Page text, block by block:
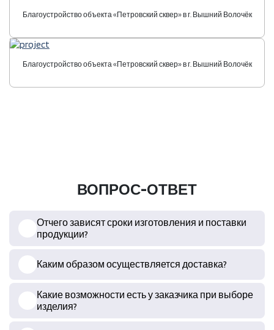
Благоустройство объекта «Петровский сквер» в г. Вышний Волочёк
Благоустройство объекта «Петровский сквер» в г. Вышний Волочёк
ВОПРОС-ОТВЕТ
Отчего зависят сроки изготовления и поставки
продукции?
Каким образом осуществляется доставка?
Какие возможности есть у заказчика при выборе
изделия?